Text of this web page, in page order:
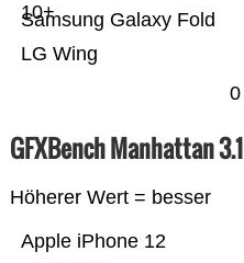
LG Wing
Samsung Galaxy Fold
10+
0
GFXBench Manhattan 3.1
Höherer Wert = besser
Apple iPhone 12